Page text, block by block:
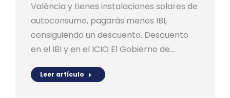
València y tienes instalaciones solares de
autoconsumo, pagarás menos IBI,
consiguiendo un descuento. Descuento
en el IBI y en el ICIO El Gobierno de…
Leer artículo